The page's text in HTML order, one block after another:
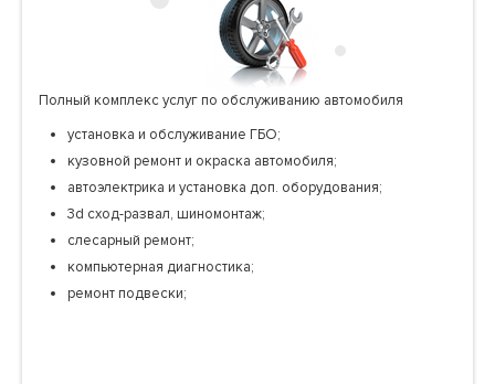
Полный комплекс услуг по обслуживанию автомобиля
установка и обслуживание ГБО;
кузовной ремонт и окраска автомобиля;
автоэлектрика и установка доп. оборудования;
3d сход-развал, шиномонтаж;
слесарный ремонт;
компьютерная диагностика;
ремонт подвески;